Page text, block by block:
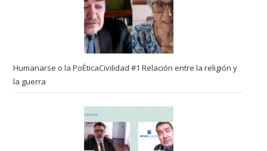
Humanarse o la PoÉticaCivilidad #1 Relación entre la religión y
la guerra